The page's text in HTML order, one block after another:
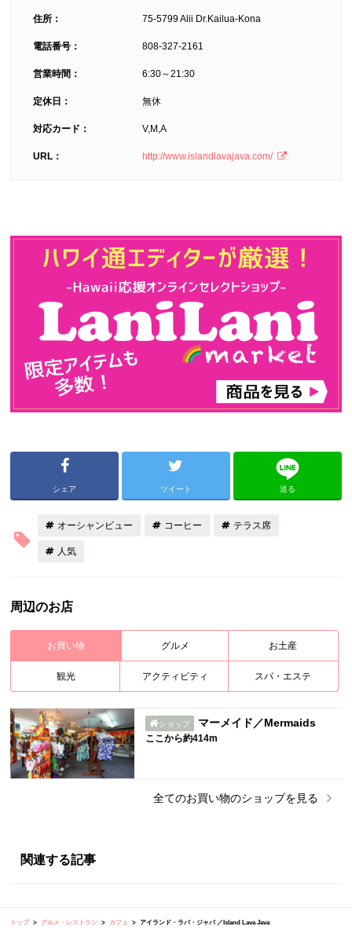
住所： 75-5799 Alii Dr.Kailua-Kona
電話番号： 808-327-2161
営業時間： 6:30～21:30
定休日： 無休
対応カード： V,M,A
URL： http://www.islandlavajava.com/
シェア ツイート 送る
オーシャンビュー コーヒー テラス席
人気
周辺のお店
お買い物 グルメ お土産
観光 アクティビティ スパ・エステ
ショップ マーメイド／Mermaids
ここから約414m
全てのお買い物のショップを見る
関連する記事
トップ グルメ・レストラン カフェ アイランド・ラバ・ジャバ ／Island Lava Java